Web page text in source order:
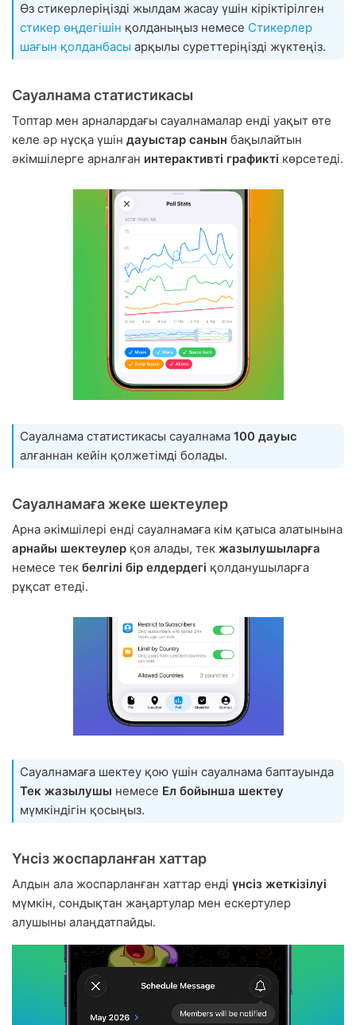
Өз стикерлеріңізді жылдам жасау үшін кіріктірілген
стикер өңдегішін қолданыңыз немесе Стикерлер
шағын қолданбасы арқылы суреттеріңізді жүктеңіз.
Сауалнама статистикасы
Топтар мен арналардағы сауалнамалар енді уақыт өте
келе әр нұсқа үшін дауыстар санын бақылайтын
әкімшілерге арналған интерактивті графикті көрсетеді.
Сауалнама статистикасы сауалнама 100 дауыс
алғаннан кейін қолжетімді болады.
Сауалнамаға жеке шектеулер
Арна әкімшілері енді сауалнамаға кім қатыса алатынына
арнайы шектеулер қоя алады, тек жазылушыларға
немесе тек белгілі бір елдердегі қолданушыларға
рұқсат етеді.
Сауалнамаға шектеу қою үшін сауалнама баптауында
Тек жазылушы немесе Ел бойынша шектеу
мүмкіндігін қосыңыз.
Үнсіз жоспарланған хаттар
Алдын ала жоспарланған хаттар енді үнсіз жеткізілуі
мүмкін, сондықтан жаңартулар мен ескертулер
алушыны алаңдатпайды.